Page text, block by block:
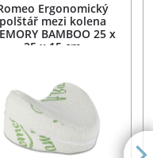
Ergonomický
polštář mezi kolena
BAMBOO 25 x
25 x 15 cm